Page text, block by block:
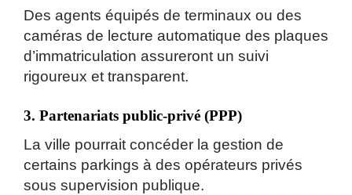
Des agents équipés de terminaux ou des
caméras de lecture automatique des plaques
d’immatriculation assureront un suivi
rigoureux et transparent.
3. Partenariats public-privé (PPP)
La ville pourrait concéder la gestion de
certains parkings à des opérateurs privés
sous supervision publique.